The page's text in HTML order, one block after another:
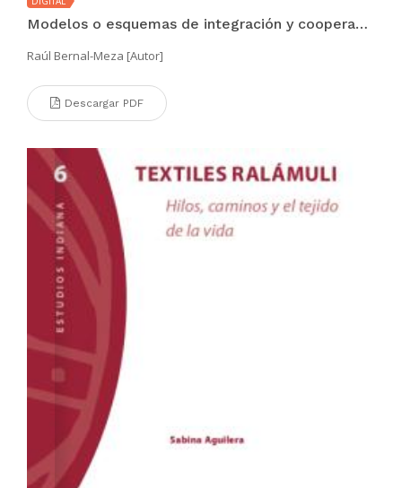
Modelos o esquemas de integración y cooperación en curso en América Latina (UNASUR, Alianza del Pacífico, ALBA, CELAC): una mirada panorámica.
Raúl Bernal-Meza [Autor]
Descargar PDF